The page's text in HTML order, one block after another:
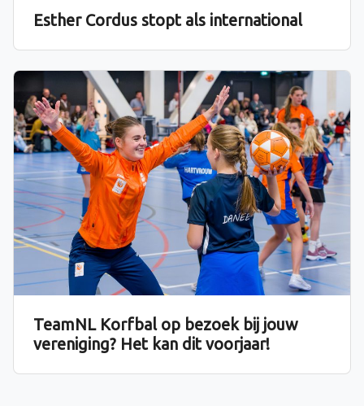
Esther Cordus stopt als international
TeamNL Korfbal op bezoek bij jouw
vereniging? Het kan dit voorjaar!